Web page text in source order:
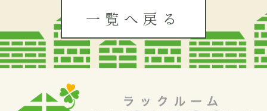
一覧へ戻る